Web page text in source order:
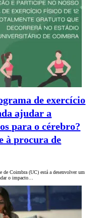
de exercício
ajudar a
para o cérebro?
à procura de
Coimbra (UC) está a desenvolver um
o impacto…